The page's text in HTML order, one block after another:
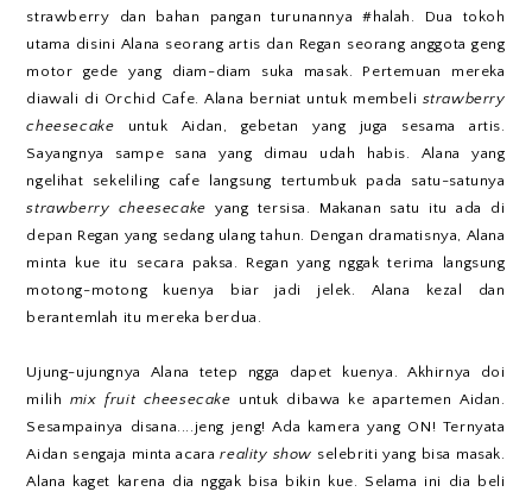
strawberry dan bahan pangan turunannya #halah. Dua tokoh
utama disini Alana seorang artis dan Regan seorang anggota geng
motor gede yang diam-diam suka masak. Pertemuan mereka
diawali di Orchid Cafe. Alana berniat untuk membeli strawberry
cheesecake untuk Aidan, gebetan yang juga sesama artis.
Sayangnya sampe sana yang dimau udah habis. Alana yang
ngelihat sekeliling cafe langsung tertumbuk pada satu-satunya
strawberry cheesecakeyang tersisa. Makanan satu itu ada di
depan Regan yang sedang ulang tahun. Dengan dramatisnya, Alana
minta kue itu secara paksa. Regan yang nggak terima langsung
motong-motong kuenya biar jadi jelek. Alana kezal dan
berantemlah itu mereka berdua.
Ujung-ujungnya Alana tetep ngga dapet kuenya. Akhirnya doi
milih mix fruit cheesecake untuk dibawa ke apartemen Aidan.
Sesampainya disana....jeng jeng! Ada kamera yang ON! Ternyata
Aidan sengaja minta acarareality show selebriti yang bisa masak.
Alana kaget karena dia nggak bisa bikin kue. Selama ini dia beli